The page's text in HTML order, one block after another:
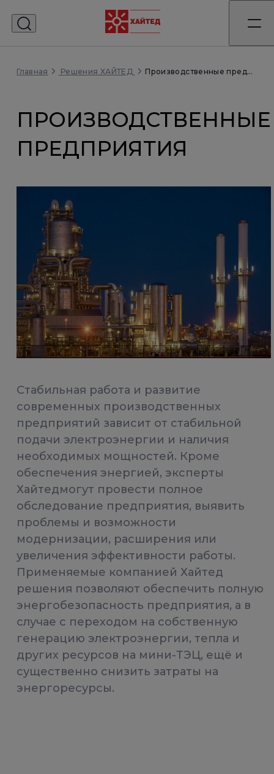
Главная Решения ХАЙТЕД Производственные предприятия
ПРОИЗВОДСТВЕННЫЕ
ПРЕДПРИЯТИЯ
Стабильная работа и развитие
современных производственных
предприятий зависит от стабильной
подачи электроэнергии и наличия
необходимых мощностей. Кроме
обеспечения энергией, эксперты
Хайтедмогут провести полное
обследование предприятия, выявить
проблемы и возможности
модернизации, расширения или
увеличения эффективности работы.
Применяемые компанией Хайтед
решения позволяют обеспечить полную
энергобезопасность предприятия, а в
случае с переходом на собственную
генерацию электроэнергии, тепла и
других ресурсов на мини-ТЭЦ, ещё и
существенно снизить затраты на
энергоресурсы.